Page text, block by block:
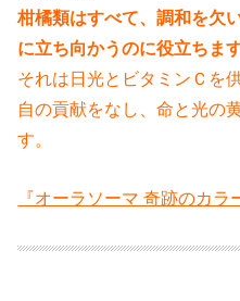
柑橘類はすべて、調和を欠
に立ち向かうのに役立ちます
それは日光とビタミンＣを
自の貢献をなし、命と光の
す。
『オーラソーマ 奇跡のカラ